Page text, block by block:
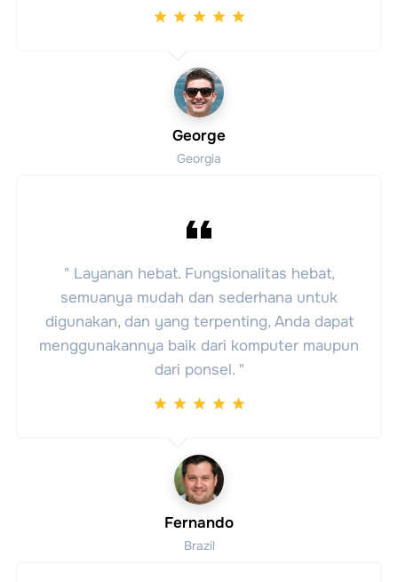
George
Georgia
" Layanan hebat. Fungsionalitas hebat,
semuanya mudah dan sederhana untuk
digunakan, dan yang terpenting, Anda dapat
menggunakannya baik dari komputer maupun
dari ponsel. "
Fernando
Brazil